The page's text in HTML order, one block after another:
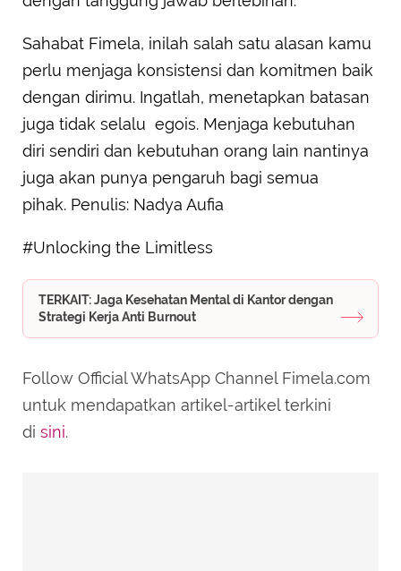
Sahabat Fimela, inilah salah satu alasan kamu
perlu menjaga konsistensi dan komitmen baik
dengan dirimu. Ingatlah, menetapkan batasan
juga tidak selalu egois. Menjaga kebutuhan
diri sendiri dan kebutuhan orang lain nantinya
juga akan punya pengaruh bagi semua
pihak. Penulis: Nadya Aufia
#Unlocking the Limitless
TERKAIT: Jaga Kesehatan Mental di Kantor dengan
Strategi Kerja Anti Burnout
Follow Official WhatsApp Channel Fimela.com
untuk mendapatkan artikel-artikel terkini
di sini.